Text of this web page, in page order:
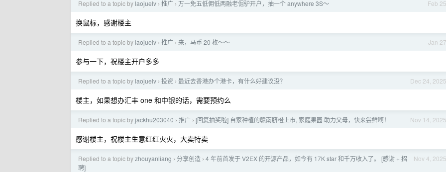
Feb 25
Replied to a topic by laojuelv › 推广 › 万一免五低佣低两融老倔驴开户，抽一个 anywhere 3S～
换鼠标，感谢楼主
Jan 27
Replied to a topic by laojuelv › 推广 › 来，马币 20 枚～～
参与一下，祝楼主开户多多
Dec 24, 2025
Replied to a topic by laojuelv › 投资 › 最近去香港办个港卡，有什么好建议没？
楼主，如果想办汇丰 one 和中银的话，需要预约么
Nov 14, 2025
Replied to a topic byjackhu203040 › 推广 › [回复抽奖啦] 自家种植的赣南脐橙上市, 家庭果园·助力父母，快来尝鲜啊！
感谢楼主，祝楼主生意红红火火，大卖特卖
Nov 4, 2025
Replied to a topic byzhouyanliang › 分享创造 › 4 年前首发于 V2EX 的开源产品，如今有 17K star 和千万收入了。 [感谢 + 招
聘]